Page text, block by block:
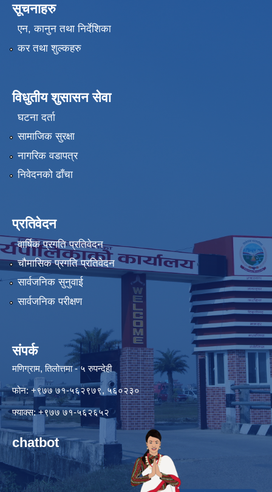
सूचनाहरु
एन, कानुन तथा निर्देशिका
कर तथा शुल्कहरु
विधुतीय शुसासन सेवा
घटना दर्ता
सामाजिक सुरक्षा
नागरिक वडापत्र
निवेदनको ढाँचा
प्रतिवेदन
वार्षिक प्रगति प्रतिवेदन
चौमासिक प्रगति प्रतिवेदन
सार्वजनिक सुनुवाई
सार्वजनिक परीक्षण
संपर्क
मणिग्राम, तिलोत्तमा - ५ रुपन्देही
फोन: +९७७ ७१-५६२९७९, ५६०२३०
फ्याक्स: +९७७ ७१-५६२६५२
chatbot